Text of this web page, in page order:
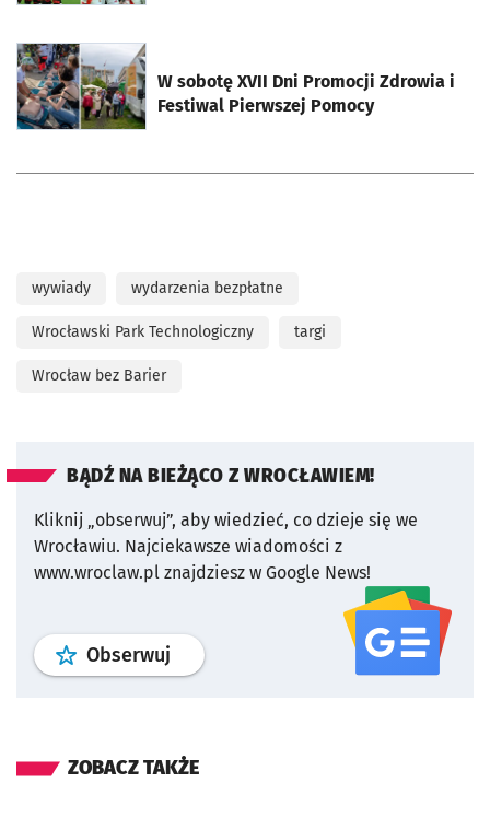
W sobotę XVII Dni Promocji Zdrowia i
Festiwal Pierwszej Pomocy
otworzy się w nowej karcie
wywiady wydarzenia bezpłatne
Wrocławski Park Technologiczny targi
Wrocław bez Barier
BĄDŹ NA BIEŻĄCO Z WROCŁAWIEM!
Kliknij „obserwuj”, aby wiedzieć, co dzieje się we
Wrocławiu. Najciekawsze wiadomości z
www.wroclaw.pl znajdziesz w Google News!
Obserwuj profil serwisu
ZOBACZ TAKŻE